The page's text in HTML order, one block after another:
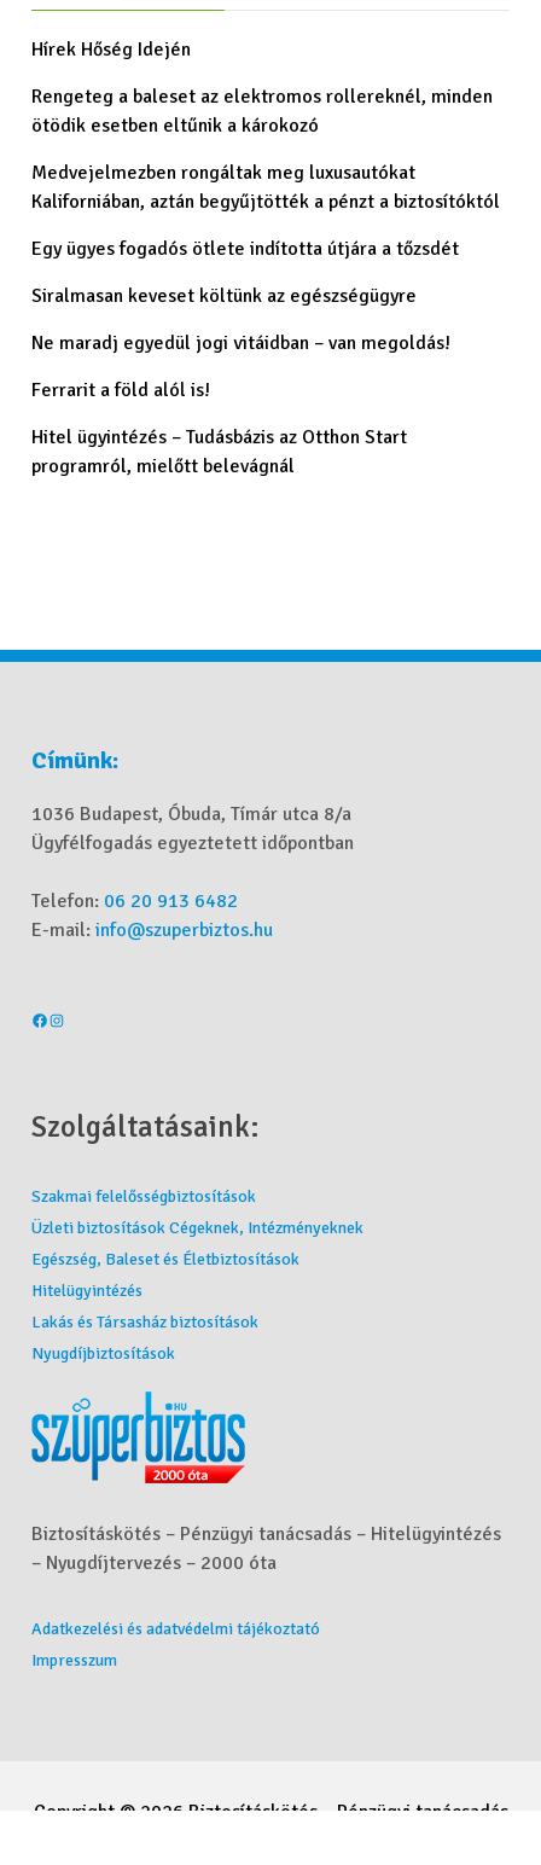
Hírek Hőség Idején
Rengeteg a baleset az elektromos rollereknél, minden
ötödik esetben eltűnik a károkozó
Medvejelmezben rongáltak meg luxusautókat
Kaliforniában, aztán begyűjtötték a pénzt a biztosítóktól
Egy ügyes fogadós ötlete indította útjára a tőzsdét
Siralmasan keveset költünk az egészségügyre
Ne maradj egyedül jogi vitáidban – van megoldás!
Ferrarit a föld alól is!
Hitel ügyintézés – Tudásbázis az Otthon Start
programról, mielőtt belevágnál
Címünk:
1036 Budapest, Óbuda, Tímár utca 8/a
Ügyfélfogadás egyeztetett időpontban
Telefon: 06 20 913 6482
E-mail:info@szuperbiztos.hu
Szolgáltatásaink:
Szakmai felelősségbiztosítások
Üzleti biztosítások Cégeknek, Intézményeknek
Egészség, Baleset és Életbiztosítások
Hitelügyintézés
Lakás és Társasház biztosítások
Nyugdíjbiztosítások
Biztosításkötés – Pénzügyi tanácsadás – Hitelügyintézés
– Nyugdíjtervezés – 2000 óta
Adatkezelési és adatvédelmi tájékoztató
Impresszum
Copyright © 2026 Biztosításkötés – Pénzügyi tanácsadás